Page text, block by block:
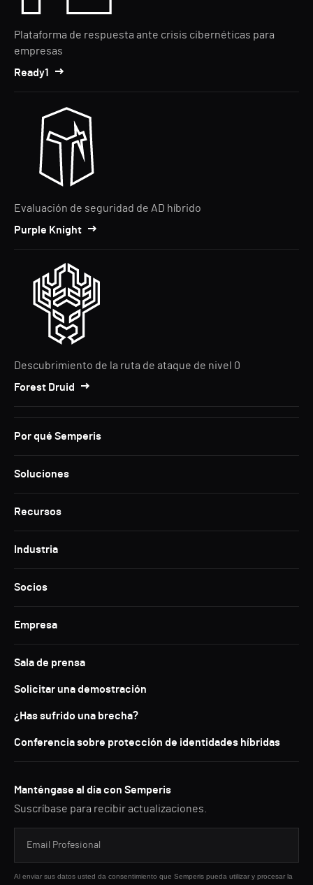
Plataforma de respuesta ante crisis cibernéticas para
empresas
Ready1
Evaluación de seguridad de AD híbrido
Purple Knight
Descubrimiento de la ruta de ataque de nivel 0
Forest Druid
Por qué Semperis
Soluciones
Recursos
Industria
Socios
Empresa
Sala de prensa
Solicitar una demostración
¿Has sufrido una brecha?
Conferencia sobre protección de identidades híbridas
Manténgase al día con Semperis
Suscríbase para recibir actualizaciones.
Al enviar sus datos usted da consentimiento que Semperis pueda utilizar y procesar la